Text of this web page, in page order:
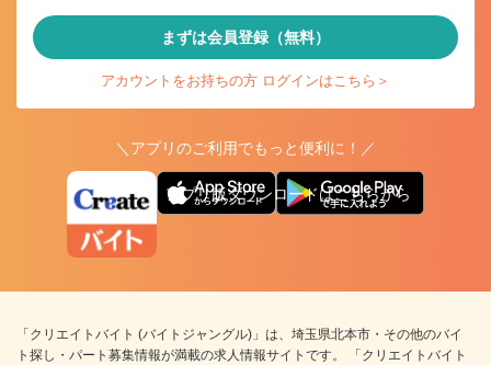
まずは会員登録（無料）
アカウントをお持ちの方 ログインはこちら＞
＼アプリのご利用でもっと便利に！／
アプリ版ダウンロードはこちらから
「クリエイトバイト (バイトジャングル)」は、埼玉県北本市・その他のバイ
ト探し・パート募集情報が満載の求人情報サイトです。 「クリエイトバイト